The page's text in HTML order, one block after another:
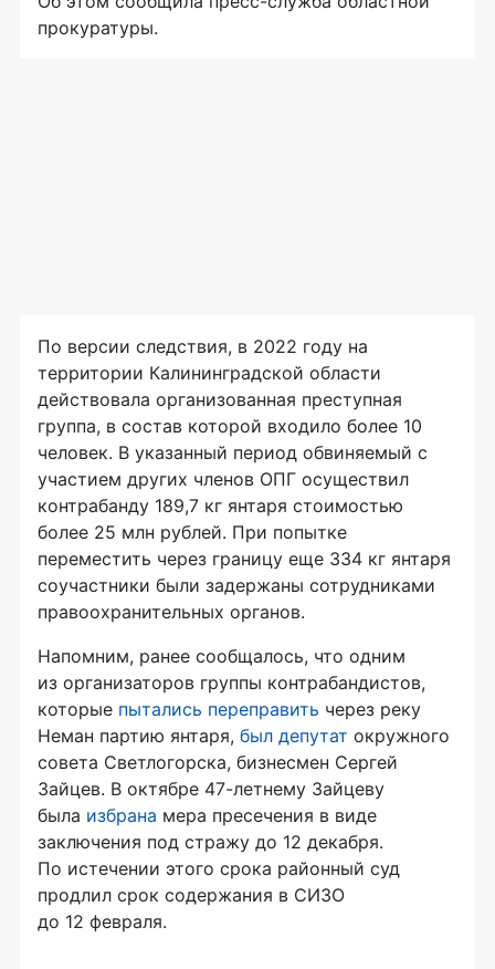
прокуратуры.
По версии следствия, в 2022 году на
территории Калининградской области
действовала организованная преступная
группа, в состав которой входило более 10
человек. В указанный период обвиняемый с
участием других членов ОПГ осуществил
контрабанду 189,7 кг янтаря стоимостью
более 25 млн рублей. При попытке
переместить через границу еще 334 кг янтаря
соучастники были задержаны сотрудниками
правоохранительных органов.
Напомним, ранее сообщалось, что одним
из организаторов группы контрабандистов,
которые пытались переправить через реку
Неман партию янтаря, был депутат окружного
совета Светлогорска, бизнесмен Сергей
Зайцев. В октябре 47-летнему Зайцеву
была избрана мера пресечения в виде
заключения под стражу до 12 декабря.
По истечении этого срока районный суд
продлил срок содержания в СИЗО
до 12 февраля.